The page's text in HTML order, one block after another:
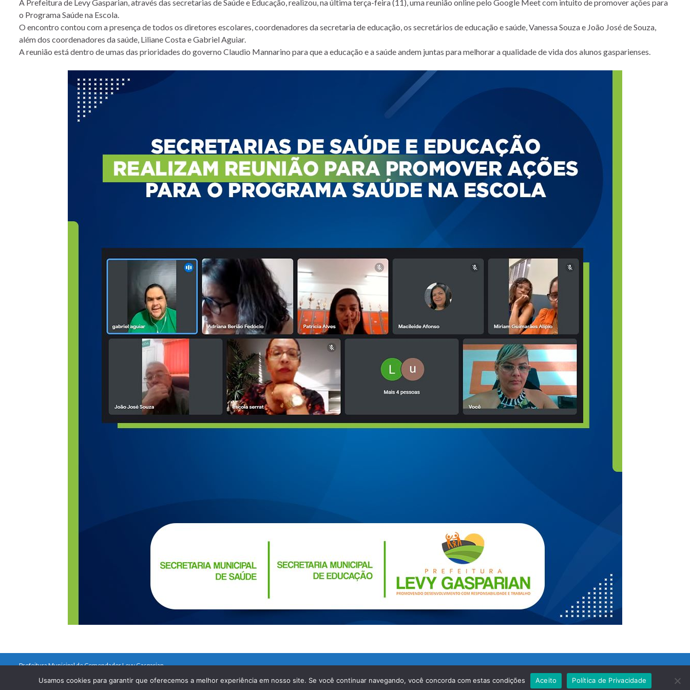
A Prefeitura de Levy Gasparian, através das secretarias de Saúde e Educação, realizou, na última terça-feira (11), uma reunião online pelo Google Meet com intuito de promover ações para
o Programa Saúde na Escola.
O encontro contou com a presença de todos os diretores escolares, coordenadores da secretaria de educação, os secretários de educação e saúde, Vanessa Souza e João José de Souza,
além dos coordenadores da saúde, Liliane Costa e Gabriel Aguiar.
A reunião está dentro de umas das prioridades do governo Claudio Mannarino para que a educação e a saúde andem juntas para melhorar a qualidade de vida dos alunos gasparienses.
Prefeitura Municipal de Comendador Levy Gasparian
Telefones: (24) 2254-1344 – (24) 2254-1094
Usamos cookies para garantir que oferecemos a melhor experiência em nosso site. Se você continuar navegando, você concorda com estas condições Aceito Política de Privacidade